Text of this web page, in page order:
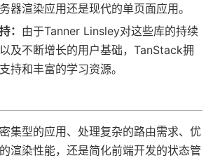
器渲染应用还是现代的单页面应用。
： 由于Tanner Linsley对这些库的持续
及不断增长的用户基础，TanStack拥
持和丰富的学习资源。
集型的应用、处理复杂的路由需求、优
渲染性能，还是简化前端开发的状态管